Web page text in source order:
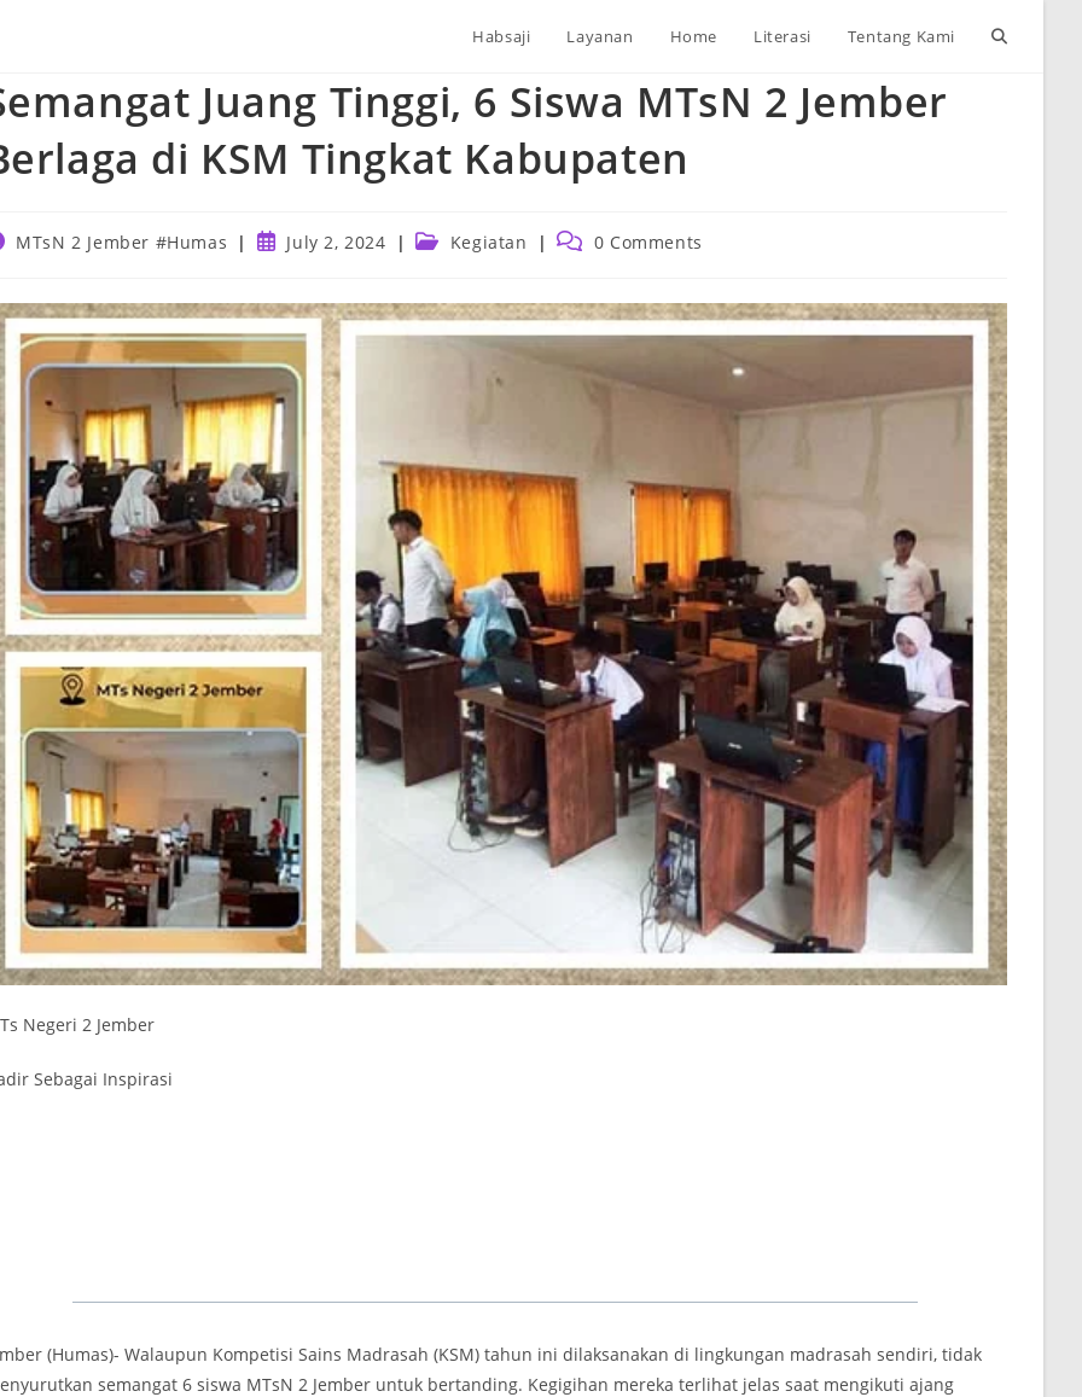
Habsaji Layanan Home Literasi Tentang Kami Toggle
Juang Tinggi, 6 Siswa MTsN 2 Jember
di KSM Tingkat Kabupaten
MTsN 2 Jember #Humas
PostJuly 2, 2024
Post Kegiatan
Post 0 Comments
Negeri 2 Jember
Sebagai Inspirasi
(Humas)- Walaupun Kompetisi Sains Madrasah (KSM) tahun ini dilaksanakan di lingkungan madrasah sendiri, tidak
semangat 6 siswa MTsN 2 Jember untuk bertanding. Kegigihan mereka terlihat jelas saat mengikuti ajang